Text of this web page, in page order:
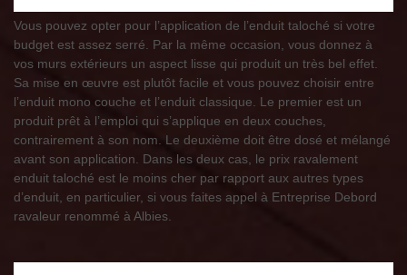
Vous pouvez opter pour l’application de l’enduit taloché si votre
budget est assez serré. Par la même occasion, vous donnez à
vos murs extérieurs un aspect lisse qui produit un très bel effet.
Sa mise en œuvre est plutôt facile et vous pouvez choisir entre
l’enduit mono couche et l’enduit classique. Le premier est un
produit prêt à l’emploi qui s’applique en deux couches,
contrairement à son nom. Le deuxième doit être dosé et mélangé
avant son application. Dans les deux cas, le prix ravalement
enduit taloché est le moins cher par rapport aux autres types
d’enduit, en particulier, si vous faites appel à Entreprise Debord
ravaleur renommé à Albies.